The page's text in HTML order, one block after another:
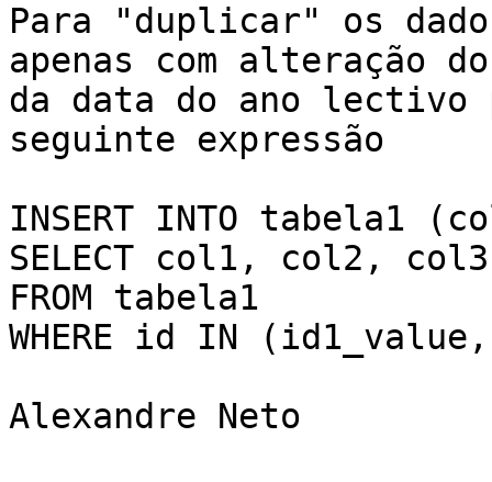
Para "duplicar" os
apenas com alteração
da data do ano lectivo
seguinte expressão
INSERT INTO tabela1
SELECT col1, col2,
FROM tabela1
WHERE id IN
Alexandre Neto